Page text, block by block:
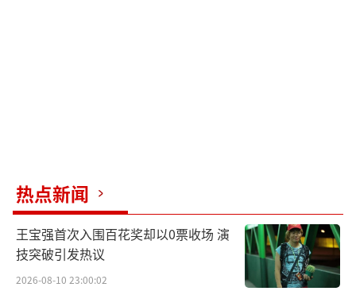
热点新闻
王宝强首次入围百花奖却以0票收场 演
技突破引发热议
2026-08-10 23:00:02